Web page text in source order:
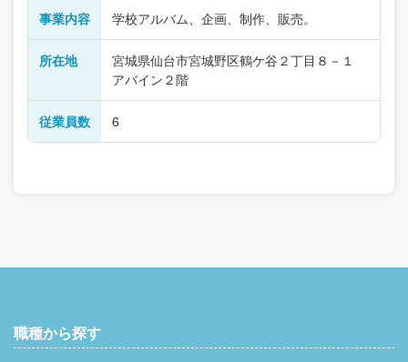
事業内容 学校アルバム、企画、制作、販売。
所在地
宮城県仙台市宮城野区鶴ケ谷２丁目８－１
アバイン２階
従業員数 6
職種から探す